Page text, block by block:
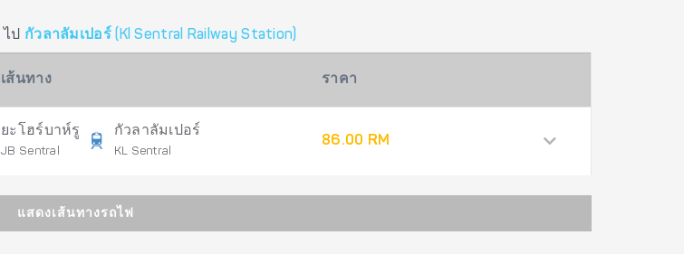
ไป กัวลาลัมเปอร์ (Kl Sentral Railway Station)
เส้นทาง ราคา
ยะโฮร์บาห์รู
JB Sentral
กัวลาลัมเปอร์
KL Sentral
86.00 RM
แสดงเส้นทางรถไฟ